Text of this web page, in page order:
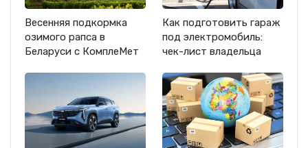
Весенняя подкормка
озимого рапса в
Беларуси с КомплеМет
Как подготовить гараж
под электромобиль:
чек-лист владельца